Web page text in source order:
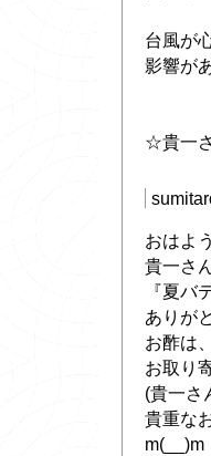
台風が
影響が
☆貴一
おはよ
貴一さ
『夏バ
ありが
お酢は
お取り
(貴一さ
貴重な
m(__)m